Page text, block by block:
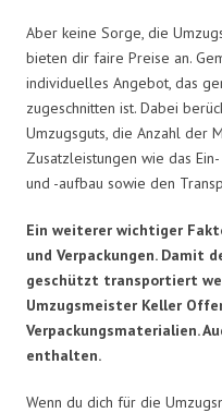
Aber keine Sorge, die
bieten dir faire Preise an.
individuelles Angebot, das
zugeschnitten ist. Dabei
Umzugsguts, die Anzahl der
Zusatzleistungen wie das
und -aufbau sowie den
Ein weiterer wichtiger
und Verpackungen. Damit
geschützt transportiert
Umzugsmeister Keller
Verpackungsmaterialien.
enthalten.
Wenn du dich für die